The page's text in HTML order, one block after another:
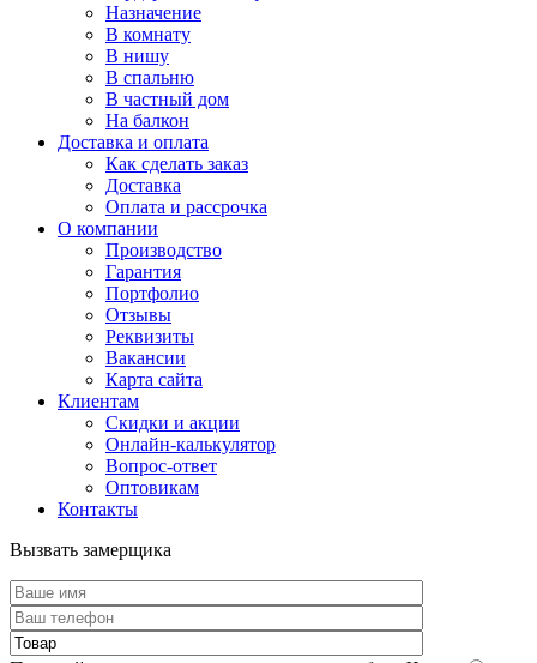
Назначение
В комнату
В нишу
В спальню
В частный дом
На балкон
Доставка и оплата
Как сделать заказ
Доставка
Оплата и рассрочка
О компании
Производство
Гарантия
Портфолио
Отзывы
Реквизиты
Вакансии
Карта сайта
Клиентам
Скидки и акции
Онлайн-калькулятор
Вопрос-ответ
Оптовикам
Контакты
Вызвать замерщика